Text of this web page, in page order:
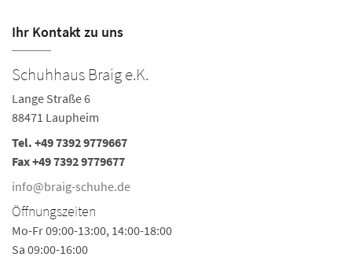
Ihr Kontakt zu uns
Schuhhaus Braig e.K.
Lange Straße 6
88471 Laupheim
Tel. +49 7392 9779667
Fax +49 7392 9779677
info@braig-schuhe.de
Öffnungszeiten
Mo-Fr 09:00-13:00, 14:00-18:00
Sa 09:00-16:00